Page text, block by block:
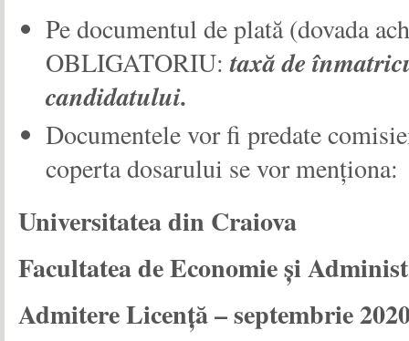
Pe documentul de plată (dovada
OBLIGATORIU:taxă de
candidatului.
Documentele vor fi predate
coperta dosarului se vor menţiona:
Universitatea din Craiova
Facultatea de Economie și
Admitere Licenţă – septembrie